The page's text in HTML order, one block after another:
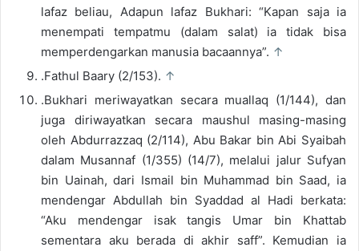
lafaz beliau, Adapun lafaz Bukhari: “Kapan saja ia
menempati tempatmu (dalam salat) ia tidak bisa
memperdengarkan manusia bacaannya”. ↑
.Fathul Baary (2/153). ↑
.Bukhari meriwayatkan secara muallaq (1/144), dan
juga diriwayatkan secara maushul masing-masing
oleh Abdurrazzaq (2/114), Abu Bakar bin Abi Syaibah
dalam Musannaf (1/355) (14/7), melalui jalur Sufyan
bin Uainah, dari Ismail bin Muhammad bin Saad, ia
mendengar Abdullah bin Syaddad al Hadi berkata:
“Aku mendengar isak tangis Umar bin Khattab
sementara aku berada di akhir saff”. Kemudian ia